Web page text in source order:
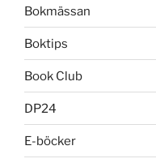
Bokmässan
Boktips
Book Club
DP24
E-böcker